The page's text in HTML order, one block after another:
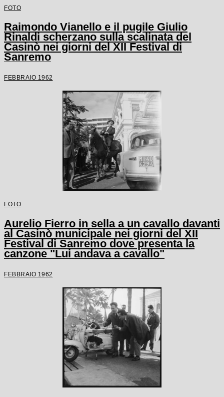
FOTO
Raimondo Vianello e il pugile Giulio
Rinaldi scherzano sulla scalinata del
Casinò nei giorni del XII Festival di
Sanremo
FEBBRAIO 1962
FOTO
Aurelio Fierro in sella a un cavallo davanti
al Casinò municipale nei giorni del XII
Festival di Sanremo dove presenta la
canzone "Lui andava a cavallo"
FEBBRAIO 1962